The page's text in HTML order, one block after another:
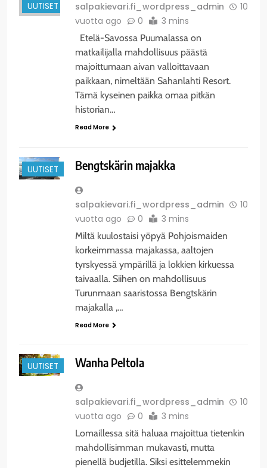
UUTISET salpakievari.fi_wordpress_admin
10
vuotta ago
0 3 mins
Etelä-Savossa Puumalassa on
matkailijalla mahdollisuus päästä
majoittumaan aivan valloittavaan
paikkaan, nimeltään Sahanlahti Resort.
Tämä kyseinen paikka omaa pitkän
historian…
Read More
UUTISET Bengtskärin majakka
salpakievari.fi_wordpress_admin
10
vuotta ago
0 3 mins
Miltä kuulostaisi yöpyä Pohjoismaiden
korkeimmassa majakassa, aaltojen
tyrskyessä ympärillä ja lokkien kirkuessa
taivaalla. Siihen on mahdollisuus
Turunmaan saaristossa Bengtskärin
majakalla ,…
Read More
UUTISET Wanha Peltola
salpakievari.fi_wordpress_admin
10
vuotta ago
0 3 mins
Lomaillessa sitä haluaa majoittua tietenkin
mahdollisimman mukavasti, mutta
pienellä budjetilla. Siksi esittelemmekin